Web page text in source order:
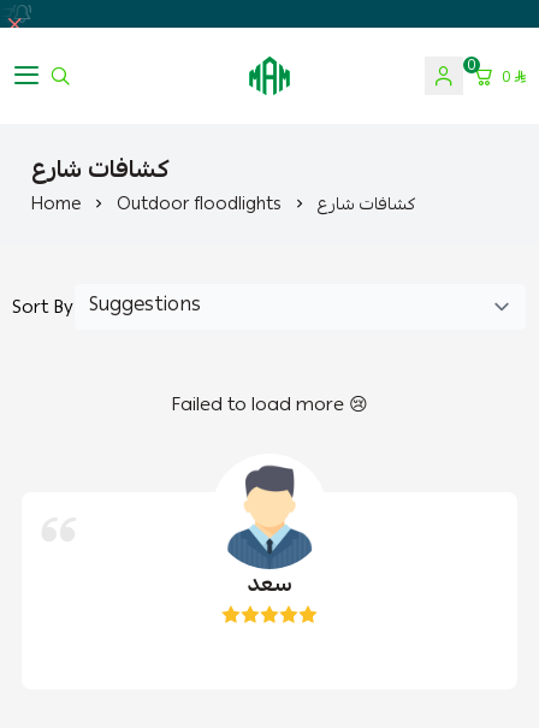
Almosa For Lighting
0 0
كشافات شارع
Home Outdoor floodlights كشافات شارع
Sort By
Failed to load more 😢
سعد